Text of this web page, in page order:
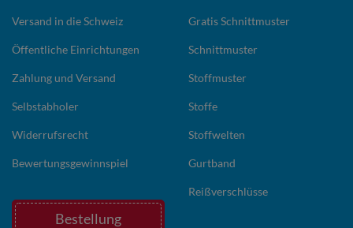
Versand in die Schweiz
Öffentliche Einrichtungen
Zahlung und Versand
Selbstabholer
Widerrufsrecht
Bewertungsgewinnspiel
Bestellung
Gratis Schnittmuster
Schnittmuster
Stoffmuster
Stoffe
Stoffwelten
Gurtband
Reißverschlüsse